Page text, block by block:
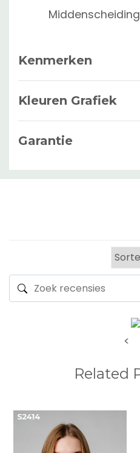
Middenscheiding
Kenmerken
Kleuren Grafiek
Garantie
<
Related